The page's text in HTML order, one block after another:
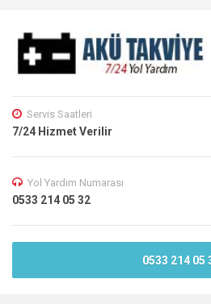
Servis Saatleri
7/24 Hizmet Verilir
Yol Yardım Numarası
0533 214 05 32
0533 214 05